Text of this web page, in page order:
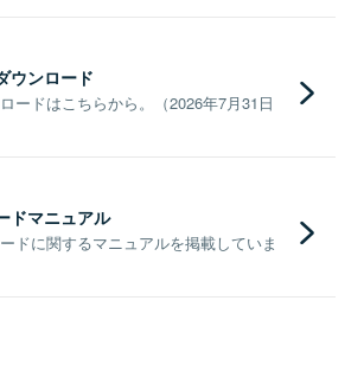
ウンロード
ードはこちらから。（2026年7月31日
ドマニュアル
ドに関するマニュアルを掲載していま